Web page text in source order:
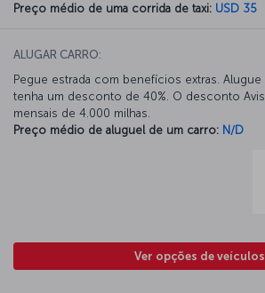
Preço médio de uma corrida de taxi: USD 35
ALUGAR CARRO:
Pegue estrada com benefícios extras. Alugue
tenha um desconto de 40%. O desconto Avis
mensais de 4.000 milhas.
Preço médio de aluguel de um carro: N/D
Ver opções de veículos